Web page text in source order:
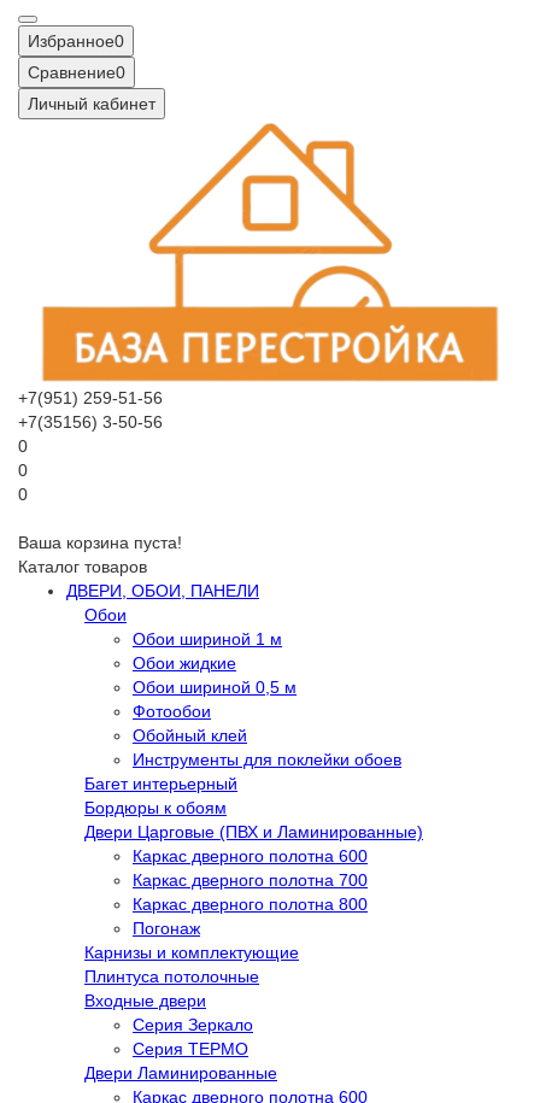
Избранное0
Сравнение0
Личный кабинет
+7(951) 259-51-56
+7(35156) 3-50-56
0
0
0
Ваша корзина пуста!
Каталог товаров
ДВЕРИ, ОБОИ, ПАНЕЛИ
Обои
Обои шириной 1 м
Обои жидкие
Обои шириной 0,5 м
Фотообои
Обойный клей
Инструменты для поклейки обоев
Багет интерьерный
Бордюры к обоям
Двери Царговые (ПВХ и Ламинированные)
Каркас дверного полотна 600
Каркас дверного полотна 700
Каркас дверного полотна 800
Погонаж
Карнизы и комплектующие
Плинтуса потолочные
Входные двери
Серия Зеркало
Серия ТЕРМО
Двери Ламинированные
Каркас дверного полотна 600